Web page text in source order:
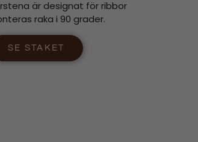
är designat för ribbor
raka i 90 grader.
SE STAKET